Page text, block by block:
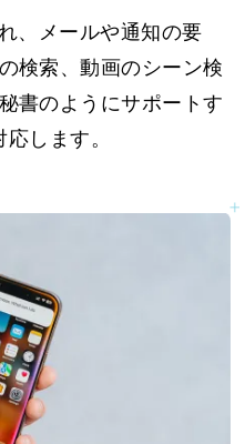
、メールや通知の要
検索、動画のシーン検
書のようにサポートす
します。